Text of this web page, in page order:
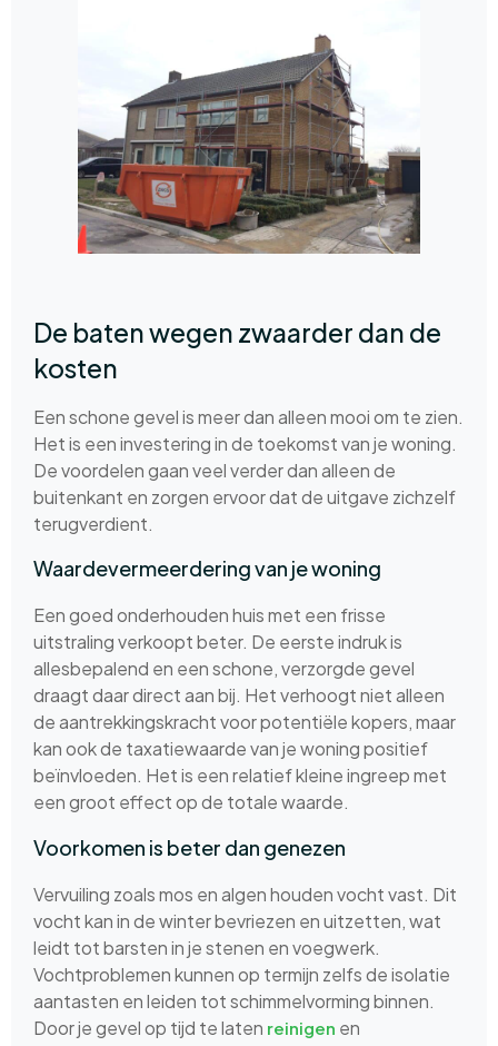
De baten wegen zwaarder dan de
kosten
Een schone gevel is meer dan alleen mooi om te zien.
Het is een investering in de toekomst van je woning.
De voordelen gaan veel verder dan alleen de
buitenkant en zorgen ervoor dat de uitgave zichzelf
terugverdient.
Waardevermeerdering van je woning
Een goed onderhouden huis met een frisse
uitstraling verkoopt beter. De eerste indruk is
allesbepalend en een schone, verzorgde gevel
draagt daar direct aan bij. Het verhoogt niet alleen
de aantrekkingskracht voor potentiële kopers, maar
kan ook de taxatiewaarde van je woning positief
beïnvloeden. Het is een relatief kleine ingreep met
een groot effect op de totale waarde.
Voorkomen is beter dan genezen
Vervuiling zoals mos en algen houden vocht vast. Dit
vocht kan in de winter bevriezen en uitzetten, wat
leidt tot barsten in je stenen en voegwerk.
Vochtproblemen kunnen op termijn zelfs de isolatie
aantasten en leiden tot schimmelvorming binnen.
Door je gevel op tijd te laten reinigen en